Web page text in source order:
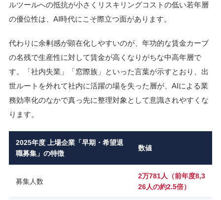
ルツールへの抵抗が小さくリスキリングコストの低い若年層
の優位性は、AI時代にこそ際立つ面があります。
代わりに余剰感が顕在化しやすいのが、年功的な賃金カーブ
の名残で生産性に対して賃金が高くなりがちな中高年層で
す。「社内失業」「窓際族」といった言葉が示すとおり、出
世ルートを外れて社内に活躍の場を失った層が、AIによる業
務効率化のなかで真っ先に整理対象として意識されやすくな
ります。
2025年度 上場企業「早期・希望退
職募集」の特徴
数値
募集人数
2万781人（前年度8,3
26人の約2.5倍）